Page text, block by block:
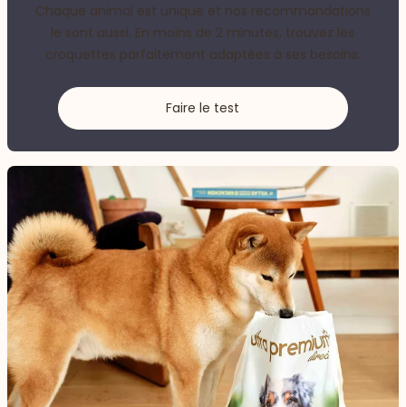
Chaque animal est unique et nos recommandations
le sont aussi. En moins de 2 minutes, trouvez les
croquettes parfaitement adaptées à ses besoins.
Faire le test